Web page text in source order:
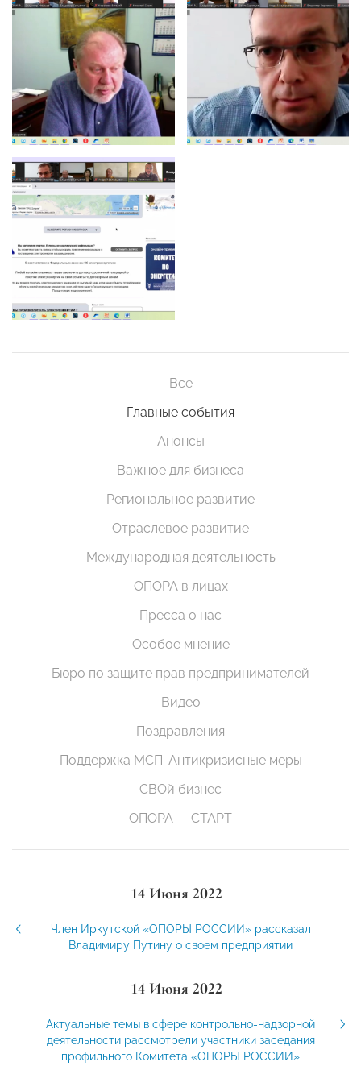
Все
Главные события
Анонсы
Важное для бизнеса
Региональное развитие
Отраслевое развитие
Международная деятельность
ОПОРА в лицах
Пресса о нас
Особое мнение
Бюро по защите прав предпринимателей
Видео
Поздравления
Поддержка МСП. Антикризисные меры
СВОй бизнес
ОПОРА — СТАРТ
14 Июня 2022
Член Иркутской «ОПОРЫ РОССИИ» рассказал
Владимиру Путину о своем предприятии
14 Июня 2022
Актуальные темы в сфере контрольно-надзорной
деятельности рассмотрели участники заседания
профильного Комитета «ОПОРЫ РОССИИ»